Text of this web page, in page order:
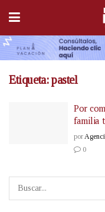
Etiqueta:pastel
Por
familia
por
0